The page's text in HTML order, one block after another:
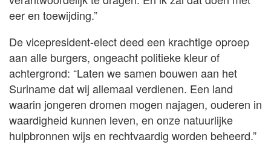
eer en toewijding.”
De vicepresident-elect deed een krachtige oproep
aan alle burgers, ongeacht politieke kleur of
achtergrond: “Laten we samen bouwen aan het
Suriname dat wij allemaal verdienen. Een land
waarin jongeren dromen mogen najagen, ouderen in
waardigheid kunnen leven, en onze natuurlijke
hulpbronnen wijs en rechtvaardig worden beheerd.”